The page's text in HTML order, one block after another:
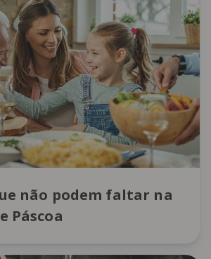
não podem faltar na
Páscoa